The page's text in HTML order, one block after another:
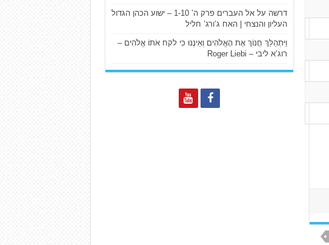
דרשה על אל העברים פרק ה’ 1-10 – ישוע הכהן הגדול
העליון והנצחי | האח ג’ורג’ חליל
וַיִּתְהַלֵּךְ חֲנוֹךְ אֶת הָאֱלֹהִים וְאֵינֶנּוּ כִּי לקח אֹתוֹ אֱלֹהִים –
רוג’א ליבי – Roger Liebi